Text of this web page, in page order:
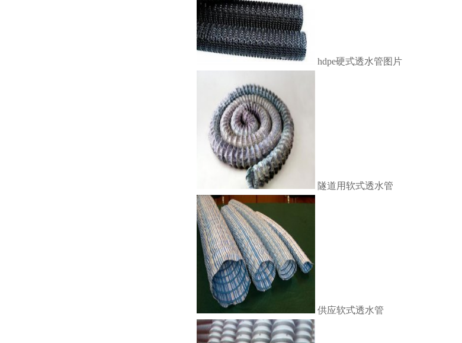
hdpe硬式透水管图片
隧道用软式透水管
供应软式透水管